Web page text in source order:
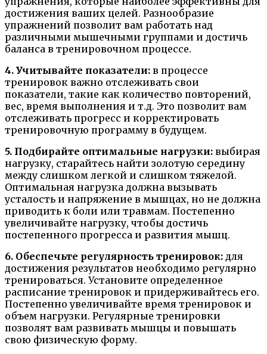
достижения ваших целей. Разнообразие
упражнений позволит вам работать над
различными мышечными группами и достичь
баланса в тренировочном процессе.
4. Учитывайте показатели: в процессе
тренировок важно отслеживать свои
показатели, такие как количество повторений,
вес, время выполнения и т.д. Это позволит вам
отслеживать прогресс и корректировать
тренировочную программу в будущем.
5. Подбирайте оптимальные нагрузки: выбирая
нагрузку, старайтесь найти золотую середину
между слишком легкой и слишком тяжелой.
Оптимальная нагрузка должна вызывать
усталость и напряжение в мышцах, но не должна
приводить к боли или травмам. Постепенно
увеличивайте нагрузку, чтобы достичь
постепенного прогресса и развития мышц.
6. Обеспечьте регулярность тренировок: для
достижения результатов необходимо регулярно
тренироваться. Установите определенное
расписание тренировок и придерживайтесь его.
Постепенно увеличивайте время тренировок и
объем нагрузки. Регулярные тренировки
позволят вам развивать мышцы и повышать
свою физическую форму.